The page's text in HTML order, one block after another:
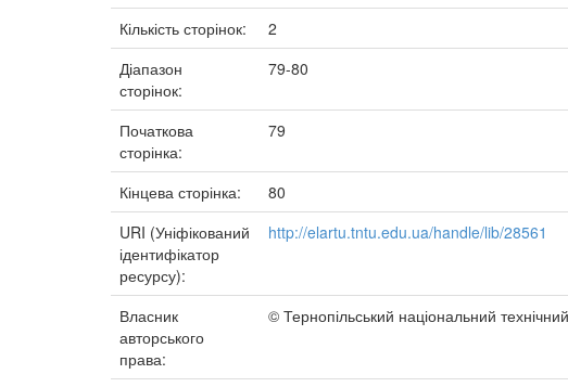
Кількість сторінок:
2
Діапазон
сторінок:
79-80
Початкова
сторінка:
79
Кінцева сторінка:
80
URI (Уніфікований
ідентифікатор
ресурсу):
http://elartu.tntu.edu.ua/handle/lib/28561
Власник
авторського
права:
© Тернопільський національний